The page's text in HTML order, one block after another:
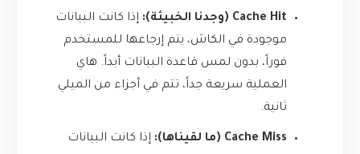
Cache Hit (وجدنا الخبيئة):
إذا كانت البيانات
موجودة في الكاش، يتم إرجاعها للمستخدم
فوراً، بدون لمس قاعدة البيانات أبداً. هاي
العملية سريعة جداً، تتم في أجزاء من الميلي
ثانية.
Cache Miss (ما لقيناها):
إذا كانت البيانات